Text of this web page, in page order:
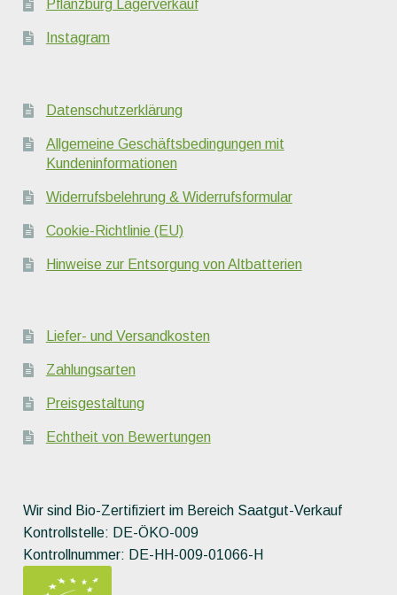
Pflanzburg Lagerverkauf
Instagram
Datenschutzerklärung
Allgemeine Geschäftsbedingungen mit
Kundeninformationen
Widerrufsbelehrung & Widerrufsformular
Cookie-Richtlinie (EU)
Hinweise zur Entsorgung von Altbatterien
Liefer- und Versandkosten
Zahlungsarten
Preisgestaltung
Echtheit von Bewertungen
Wir sind Bio-Zertifiziert im Bereich Saatgut-Verkauf
Kontrollstelle: DE-ÖKO-009
Kontrollnummer: DE-HH-009-01066-H